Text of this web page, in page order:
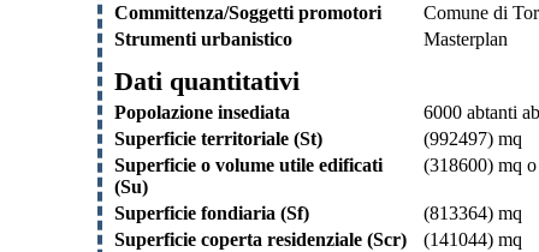
Committenza/Soggetti promotori
Comune di
Strumenti urbanistico
Masterplan
Dati quantitativi
Popolazione insediata
6000 abtanti
Superficie territoriale (St)
(992497) mq
Superficie o volume utile edificati
(Su)
(318600) mq
Superficie fondiaria (Sf)
(813364) mq
Superficie coperta residenziale (Scr)
(141044) mq